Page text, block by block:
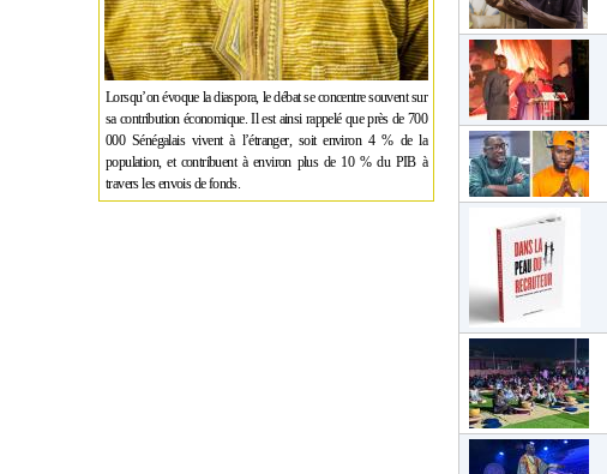
Lorsqu’on évoque la diaspora, le débat se concentre souvent sur
sa contribution économique. Il est ainsi rappelé que près de 700
000 Sénégalais vivent à l’étranger, soit environ 4 % de la
population, et contribuent à environ plus de 10 % du PIB à
travers les envois de fonds.